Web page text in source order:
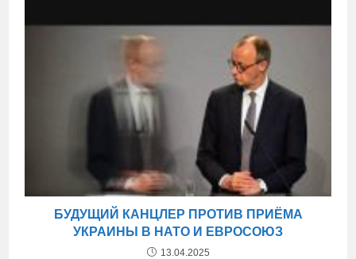
БУДУЩИЙ КАНЦЛЕР ПРОТИВ ПРИЁМА
УКРАИНЫ В НАТО И ЕВРОСОЮЗ
13.04.2025